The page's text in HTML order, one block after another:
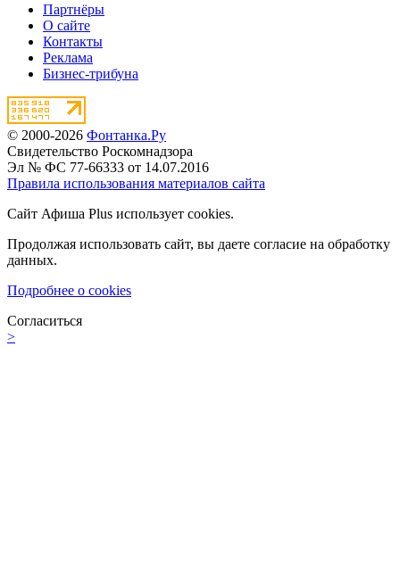
Партнёры
О сайте
Контакты
Реклама
Бизнес-трибуна
© 2000-2026 Фонтанка.Ру
Свидетельство Роскомнадзора
Эл № ФС 77-66333 от 14.07.2016
Правила использования материалов сайта
Сайт Афиша Plus использует cookies.
Продолжая использовать сайт, вы даете согласие на обработку
данных.
Подробнее о cookies
Согласиться
>